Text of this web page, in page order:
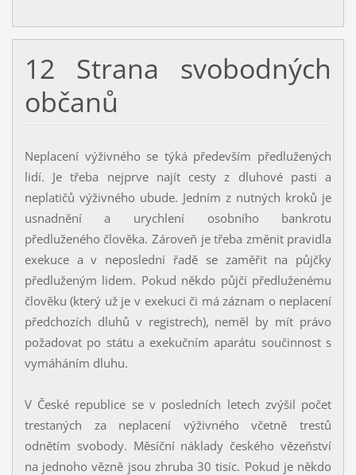
12 Strana svobodných
občanů
Neplacení výživného se týká především předlužených
lidí. Je třeba nejprve najít cesty z dluhové pasti a
neplatičů výživného ubude. Jedním z nutných kroků je
usnadnění a urychlení osobního bankrotu
předluženého člověka. Zároveň je třeba změnit pravidla
exekuce a v neposlední řadě se zaměřit na půjčky
předluženým lidem. Pokud někdo půjčí předluženému
člověku (který už je v exekuci či má záznam o neplacení
předchozích dluhů v registrech), neměl by mít právo
požadovat po státu a exekučním aparátu součinnost s
vymáháním dluhu.
V České republice se v posledních letech zvýšil počet
trestaných za neplacení výživného včetně trestů
odnětím svobody. Měsíční náklady českého vězeňství
na jednoho vězně jsou zhruba 30 tisíc. Pokud je někdo